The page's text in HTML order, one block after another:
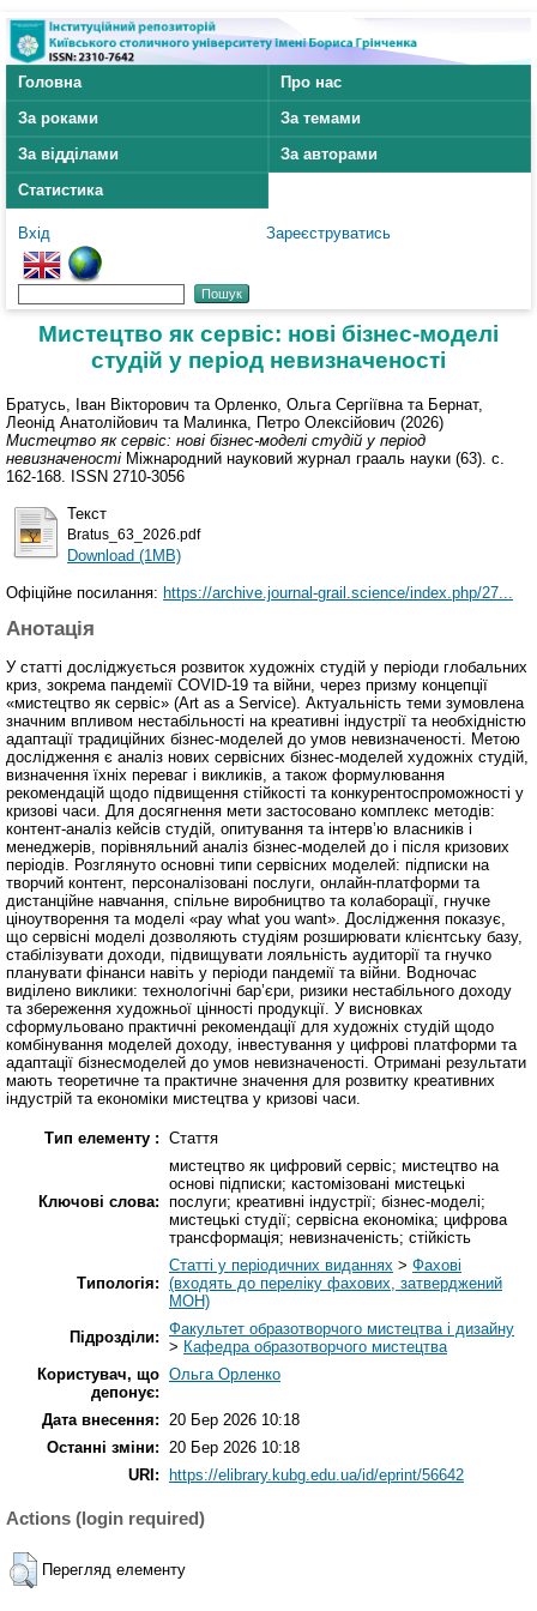
Головна
Про нас
За роками
За темами
За відділами
За авторами
Статистика
Вхід Зареєструватись
Мистецтво як сервіс: нові бізнес-моделі
студій у період невизначеності
Братусь, Іван Вікторович та Орленко, Ольга Сергіївна та Бернат,
Леонід Анатолійович та Малинка, Петро Олексійович (2026)
Мистецтво як сервіс: нові бізнес-моделі студій у період
невизначеності Міжнародний науковий журнал грааль науки (63). с.
162-168. ISSN 2710-3056
Текст
Bratus_63_2026.pdf
Download (1MB)
Офіційне посилання: https://archive.journal-grail.science/index.php/27...
Анотація
У статті досліджується розвиток художніх студій у періоди глобальних
криз, зокрема пандемії COVID-19 та війни, через призму концепції
«мистецтво як сервіс» (Art as a Service). Актуальність теми зумовлена
значним впливом нестабільності на креативні індустрії та необхідністю
адаптації традиційних бізнес-моделей до умов невизначеності. Метою
дослідження є аналіз нових сервісних бізнес-моделей художніх студій,
визначення їхніх переваг і викликів, а також формулювання
рекомендацій щодо підвищення стійкості та конкурентоспроможності у
кризові часи. Для досягнення мети застосовано комплекс методів:
контент-аналіз кейсів студій, опитування та інтерв’ю власників і
менеджерів, порівняльний аналіз бізнес-моделей до і після кризових
періодів. Розглянуто основні типи сервісних моделей: підписки на
творчий контент, персоналізовані послуги, онлайн-платформи та
дистанційне навчання, спільне виробництво та колаборації, гнучке
ціноутворення та моделі «pay what you want». Дослідження показує,
що сервісні моделі дозволяють студіям розширювати клієнтську базу,
стабілізувати доходи, підвищувати лояльність аудиторії та гнучко
планувати фінанси навіть у періоди пандемії та війни. Водночас
виділено виклики: технологічні бар’єри, ризики нестабільного доходу
та збереження художньої цінності продукції. У висновках
сформульовано практичні рекомендації для художніх студій щодо
комбінування моделей доходу, інвестування у цифрові платформи та
адаптації бізнесмоделей до умов невизначеності. Отримані результати
мають теоретичне та практичне значення для розвитку креативних
індустрій та економіки мистецтва у кризові часи.
Тип елементу : Стаття
Ключові слова:
мистецтво як цифровий сервіс; мистецтво на
основі підписки; кастомізовані мистецькі
послуги; креативні індустрії; бізнес-моделі;
мистецькі студії; сервісна економіка; цифрова
трансформація; невизначеність; стійкість
Типологія:
Статті у періодичних виданнях > Фахові
(входять до переліку фахових, затверджений
МОН)
Підрозділи: Факультет образотворчого мистецтва і дизайну
> Кафедра образотворчого мистецтва
Користувач, що
депонує:
Ольга Орленко
Дата внесення: 20 Бер 2026 10:18
Останні зміни: 20 Бер 2026 10:18
URI:
https://elibrary.kubg.edu.ua/id/eprint/56642
Actions (login required)
Перегляд елементу